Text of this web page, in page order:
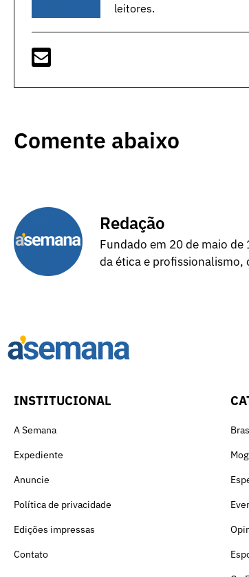
leitores.
Comente abaixo
Redação
Fundado em 20 de maio
da ética e
INSTITUCIONAL
A Semana
Expediente
Anuncie
Política de privacidade
Edições impressas
Contato